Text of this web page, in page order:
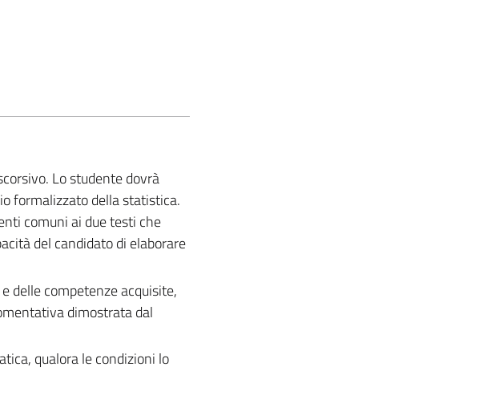
Lo studente dovrà
formalizzato della statistica.
comuni ai due testi che
del candidato di elaborare
delle competenze acquisite,
dimostrata dal
qualora le condizioni lo